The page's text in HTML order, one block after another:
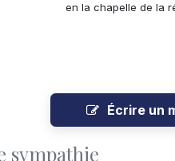
en la chapelle de la
Écrire un
sympathie